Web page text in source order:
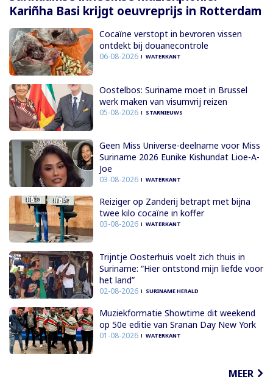
Kariñha Basi krijgt oeuvreprijs in Rotterdam
Cocaïne verstopt in bevroren vissen
ontdekt bij douanecontrole
06-08-2026 WATERKANT
Oostelbos: Suriname moet in Brussel
werk maken van visumvrij reizen
05-08-2026 STARNIEUWS
Geen Miss Universe-deelname voor Miss
Suriname 2026 Eunike Kishundat Lioe-A-
Joe
03-08-2026 WATERKANT
Reiziger op Zanderij betrapt met bijna
twee kilo cocaïne in koffer
03-08-2026 WATERKANT
Trijntje Oosterhuis voelt zich thuis in
Suriname: “Hier ontstond mijn liefde voor
het land”
02-08-2026 SURINAME HERALD
Muziekformatie Showtime dit weekend
op 50e editie van Sranan Day New York
01-08-2026 WATERKANT
MEER